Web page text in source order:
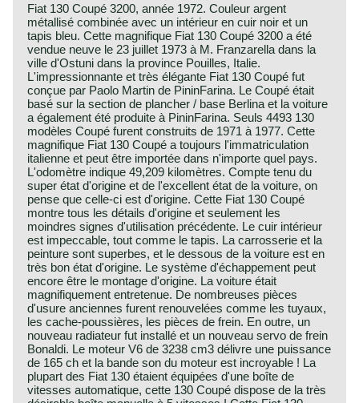
Fiat 130 Coupé 3200, année 1972. Couleur argent
métallisé combinée avec un intérieur en cuir noir et un
tapis bleu. Cette magnifique Fiat 130 Coupé 3200 a été
vendue neuve le 23 juillet 1973 à M. Franzarella dans la
ville d'Ostuni dans la province Pouilles, Italie.
L'impressionnante et très élégante Fiat 130 Coupé fut
conçue par Paolo Martin de PininFarina. Le Coupé était
basé sur la section de plancher / base Berlina et la voiture
a également été produite à PininFarina. Seuls 4493 130
modèles Coupé furent construits de 1971 à 1977. Cette
magnifique Fiat 130 Coupé a toujours l'immatriculation
italienne et peut être importée dans n'importe quel pays.
L'odomètre indique 49,209 kilomètres. Compte tenu du
super état d'origine et de l'excellent état de la voiture, on
pense que celle-ci est d'origine. Cette Fiat 130 Coupé
montre tous les détails d'origine et seulement les
moindres signes d'utilisation précédente. Le cuir intérieur
est impeccable, tout comme le tapis. La carrosserie et la
peinture sont superbes, et le dessous de la voiture est en
très bon état d'origine. Le système d'échappement peut
encore être le montage d'origine. La voiture était
magnifiquement entretenue. De nombreuses pièces
d'usure anciennes furent renouvelées comme les tuyaux,
les cache-poussières, les pièces de frein. En outre, un
nouveau radiateur fut installé et un nouveau servo de frein
Bonaldi. Le moteur V6 de 3238 cm3 délivre une puissance
de 165 ch et la bande son du moteur est incroyable ! La
plupart des Fiat 130 étaient équipées d'une boîte de
vitesses automatique, cette 130 Coupé dispose de la très